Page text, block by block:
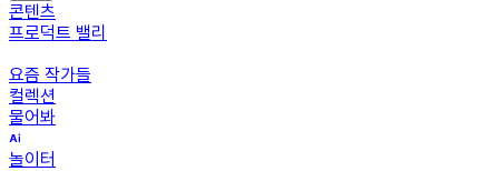
콘텐츠
프로덕트 밸리
요즘 작가들
컬렉션
물어봐
놀이터